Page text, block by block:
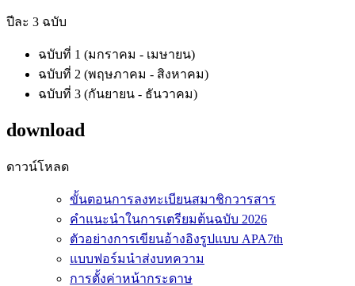
ปีละ 3 ฉบับ
ฉบับที่ 1 (มกราคม - เมษายน)
ฉบับที่ 2 (พฤษภาคม - สิงหาคม)
ฉบับที่ 3 (กันยายน - ธันวาคม)
download
ดาวน์โหลด
ขั้นตอนการลงทะเบียนสมาชิกวารสาร
คำแนะนำในการเตรียมต้นฉบับ 2026
ตัวอย่างการเขียนอ้างอิงรูปแบบ APA7th
แบบฟอร์มนำส่งบทความ
การตั้งค่าหน้ากระดาษ